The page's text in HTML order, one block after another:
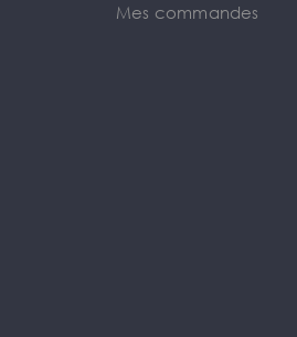
Mes commandes